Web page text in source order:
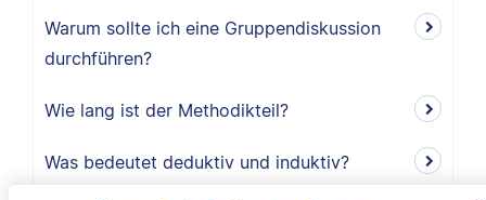
Warum sollte ich eine Gruppendiskussion
durchführen?
Wie lang ist der Methodikteil?
Was bedeutet deduktiv und induktiv?